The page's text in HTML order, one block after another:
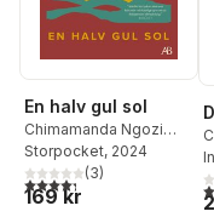
En halv gul sol
Chimamanda Ngozi
Adichie
Storpocket, 2024
4,3utav 5 stjärnor. Totalt
(3)
169 kr